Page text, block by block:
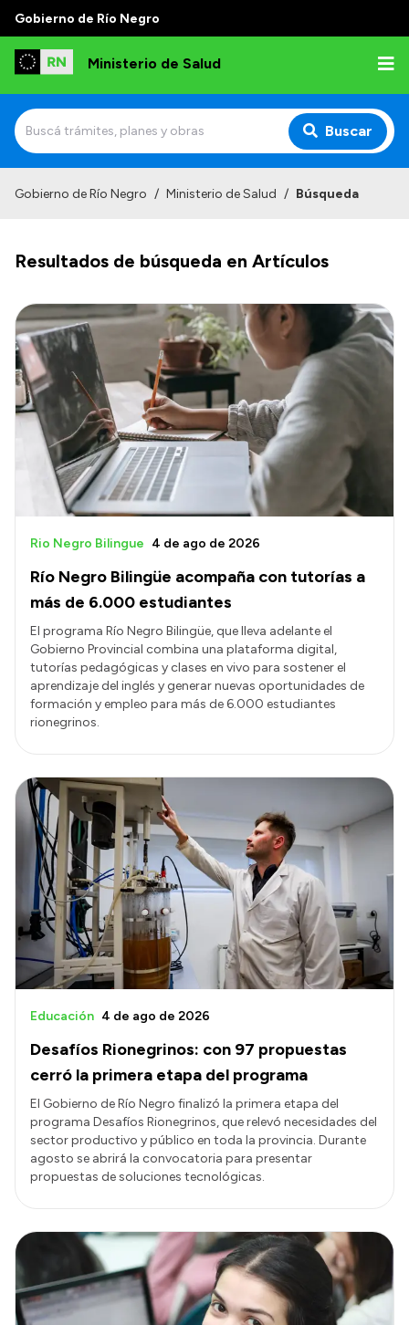
Gobierno de Río Negro
Ministerio de Salud
Buscar
Normativa y Funciones
Autoridades
Consejos locales
Transparencia
Presupuesto
Boletín Oficial
Compras y licitaciones
Consulta de expedientes
Convocatorias
Intranet
Login
Gobierno de Río Negro / Ministerio de Salud / Búsqueda
Resultados de búsqueda en Artículos
Río Negro Bilingüe acompaña con tutorías a
más de 6.000 estudiantes
Rio Negro Bilingue 4 de ago de 2026
El programa Río Negro Bilingüe, que lleva adelante el
Gobierno Provincial combina una plataforma digital,
tutorías pedagógicas y clases en vivo para sostener el
aprendizaje del inglés y generar nuevas oportunidades de
formación y empleo para más de 6.000 estudiantes
rionegrinos.
Desafíos Rionegrinos: con 97 propuestas
cerró la primera etapa del programa
Educación 4 de ago de 2026
El Gobierno de Río Negro finalizó la primera etapa del
programa Desafíos Rionegrinos, que relevó necesidades del
sector productivo y público en toda la provincia. Durante
agosto se abrirá la convocatoria para presentar
propuestas de soluciones tecnológicas.